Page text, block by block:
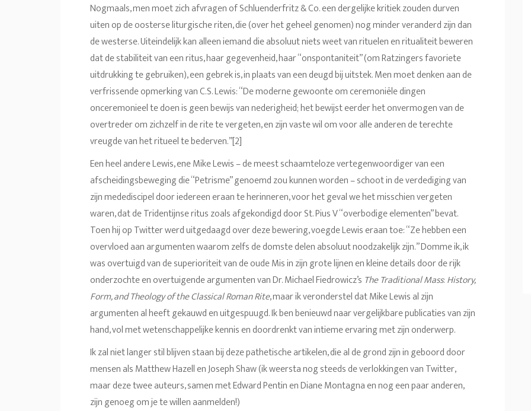
Nogmaals, men moet zich afvragen of Schluenderfritz & Co. een dergelijke kritiek zouden durven
uiten op de oosterse liturgische riten, die (over het geheel genomen) nog minder veranderd zijn dan
de westerse. Uiteindelijk kan alleen iemand die absoluut niets weet van rituelen en ritualiteit beweren
dat de stabiliteit van een ritus, haar gegevenheid, haar “onspontaniteit” (om Ratzingers favoriete
uitdrukking te gebruiken), een gebrek is, in plaats van een deugd bij uitstek. Men moet denken aan de
verfrissende opmerking van C.S. Lewis: “De moderne gewoonte om ceremoniële dingen
onceremonieel te doen is geen bewijs van nederigheid; het bewijst eerder het onvermogen van de
overtreder om zichzelf in de rite te vergeten, en zijn vaste wil om voor alle anderen de terechte
vreugde van het ritueel te bederven.”[2]
Een heel andere Lewis, ene Mike Lewis – de meest schaamteloze vertegenwoordiger van een
afscheidingsbeweging die “Petrisme” genoemd zou kunnen worden – schoot in de verdediging van
zijn medediscipel door iedereen eraan te herinneren, voor het geval we het misschien vergeten
waren, dat de Tridentijnse ritus zoals afgekondigd door St. Pius V “overbodige elementen” bevat.
Toen hij op Twitter werd uitgedaagd over deze bewering, voegde Lewis eraan toe: “Ze hebben een
overvloed aan argumenten waarom zelfs de domste delen absoluut noodzakelijk zijn.” Domme ik, ik
was overtuigd van de superioriteit van de oude Mis in zijn grote lijnen en kleine details door de rijk
onderzochte en overtuigende argumenten van Dr. Michael Fiedrowicz’s The Traditional Mass:History,
Form, and Theology of the Classical Roman Rite, maar ik veronderstel dat Mike Lewis al zijn
argumenten al heeft gekauwd en uitgespuugd. Ik ben benieuwd naar vergelijkbare publicaties van zijn
hand, vol met wetenschappelijke kennis en doordrenkt van intieme ervaring met zijn onderwerp.
Ik zal niet langer stil blijven staan bij deze pathetische artikelen, die al de grond zijn in geboord door
mensen als Matthew Hazell en Joseph Shaw (ik weersta nog steeds de verlokkingen van Twitter,
maar deze twee auteurs, samen met Edward Pentin en Diane Montagna en nog een paar anderen,
zijn genoeg om je te willen aanmelden!)